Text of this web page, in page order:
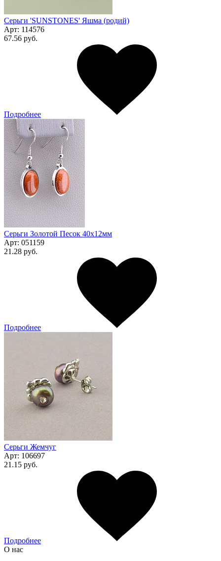
Серьги 'SUNSTONES' Яшма (родий)
Арт: 114576
67.56 руб.
Подробнее
Серьги Золотой Песок 40x12мм
Арт: 051159
21.28 руб.
Подробнее
Серьги Жемчуг
Арт: 106697
21.15 руб.
Подробнее
О нас